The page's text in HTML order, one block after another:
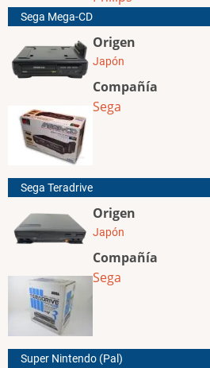
Sega Mega-CD
Origen
Japón
Compañía
Sega
Sega Teradrive
Origen
Japón
Compañía
Sega
Super Nintendo (Pal)